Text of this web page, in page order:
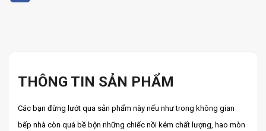
THÔNG TIN SẢN PHẨM
Các bạn đừng lướt qua sản phẩm này nếu như trong không gian
bếp nhà còn quá bề bộn những chiếc nồi kém chất lượng, hao mòn